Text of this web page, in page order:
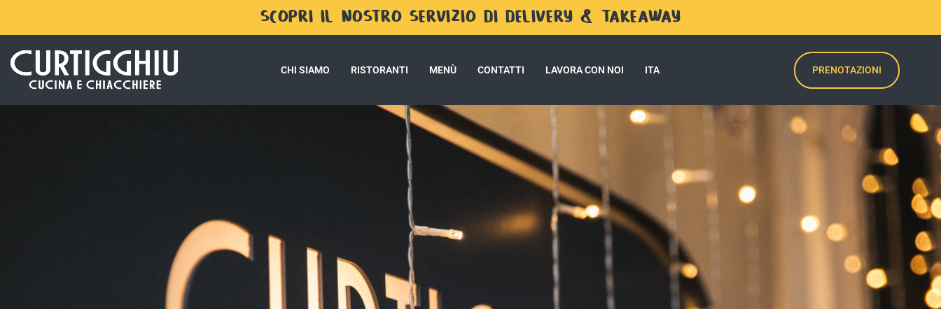
SCOPRI IL NOSTRO SERVIZIO DI DELIVERY & TAKEAWAY
CHI SIAMO RISTORANTI MENÙ CONTATTI LAVORA CON NOI ITA PRENOTAZIONI